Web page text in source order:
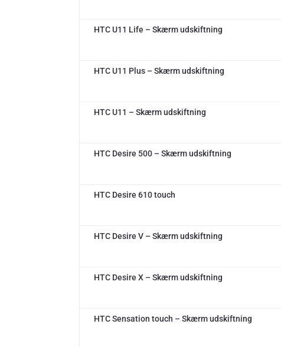
HTC U11 Life – Skærm udskiftning
HTC U11 Plus – Skærm udskiftning
HTC U11 – Skærm udskiftning
HTC Desire 500 – Skærm udskiftning
HTC Desire 610 touch
HTC Desire V – Skærm udskiftning
HTC Desire X – Skærm udskiftning
HTC Sensation touch – Skærm udskiftning